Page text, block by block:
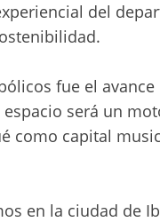
del
fue el
será un
como capital
en la ciudad de